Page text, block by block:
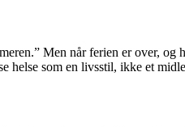
Men når ferien er over,
helse som en livsstil, ikke et